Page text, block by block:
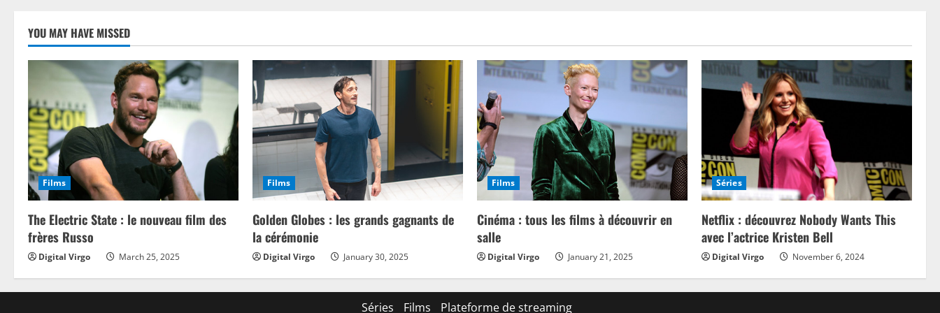
Rowling
sur
smartphone
YOU MAY HAVE MISSED
Films
The Electric State : le nouveau film des
frères Russo
Digital Virgo March 25, 2025
Films
Golden Globes : les grands gagnants de
la cérémonie
Digital Virgo January 30, 2025
Films
Cinéma : tous les films à découvrir en
salle
Digital Virgo January 21, 2025
Séries
Netflix : découvrez Nobody Wants This
avec l’actrice Kristen Bell
Digital Virgo November 6, 2024
Séries Films Plateforme de streaming